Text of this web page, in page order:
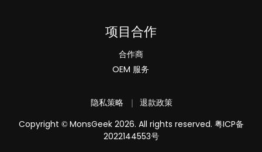
项目合作
合作商
OEM 服务
隐私策略 ｜ 退款政策
Copyright ©MonsGeek 2026. All rights reserved. 粤ICP备
2022144553号